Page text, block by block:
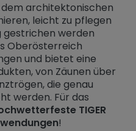
architektonischen
leicht zu pflegen
gestrichen werden
Oberösterreich
und bietet eine
von Zäunen über
die genau
werden. Für das
TIGER
!